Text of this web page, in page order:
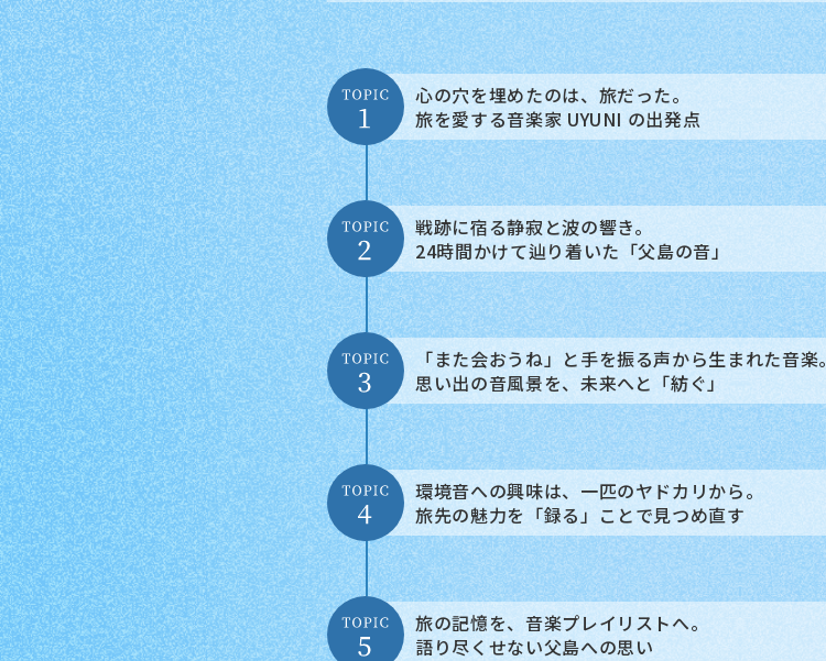
心の穴を埋めたのは、旅だった。
旅を愛する音楽家 UYUNI の出発点
戦跡に宿る静寂と波の響き。
24時間かけて辿り着いた「父島の音」
「また会おうね」と手を振る声から生まれた音楽。
思い出の音風景を、未来へと「紡ぐ」
環境音への興味は、一匹のヤドカリから。
旅先の魅力を「録る」ことで見つめ直す
旅の記憶を、音楽プレイリストへ。
語り尽くせない父島への思い